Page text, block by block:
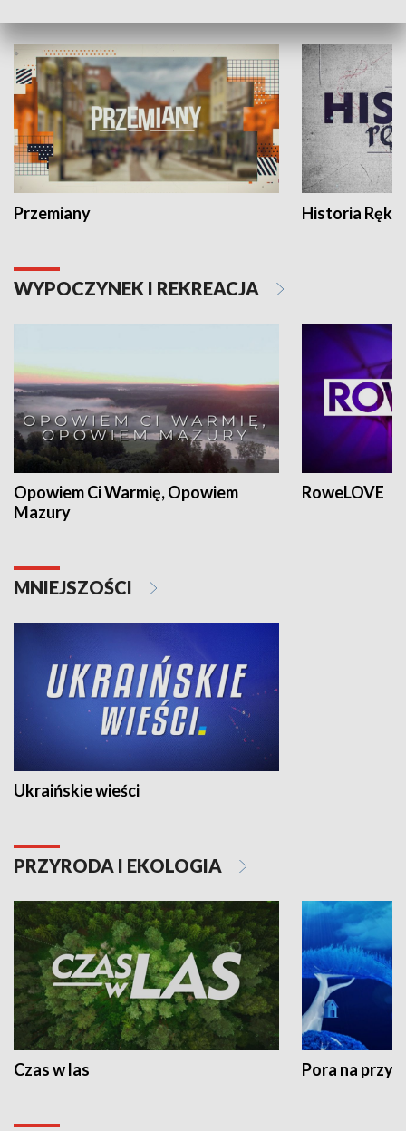
Przemiany Historia Ręką
WYPOCZYNEK I REKREACJA
Opowiem Ci Warmię, Opowiem
Mazury
RoweLOVE
MNIEJSZOŚCI
Ukraińskie wieści
PRZYRODA I EKOLOGIA
Czas w las Pora na